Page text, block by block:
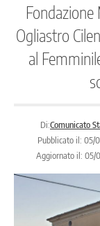
Ogliastro
al
Di:Comunicato
Pubblicato il: 05/
Aggiornato il: 05/